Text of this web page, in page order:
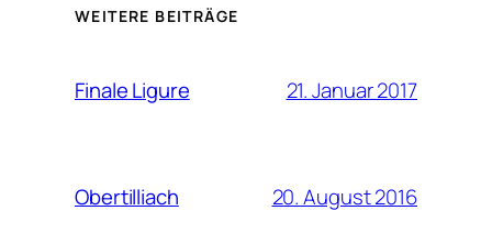
WEITERE BEITRÄGE
Finale Ligure 21. Januar 2017
Obertilliach 20. August 2016